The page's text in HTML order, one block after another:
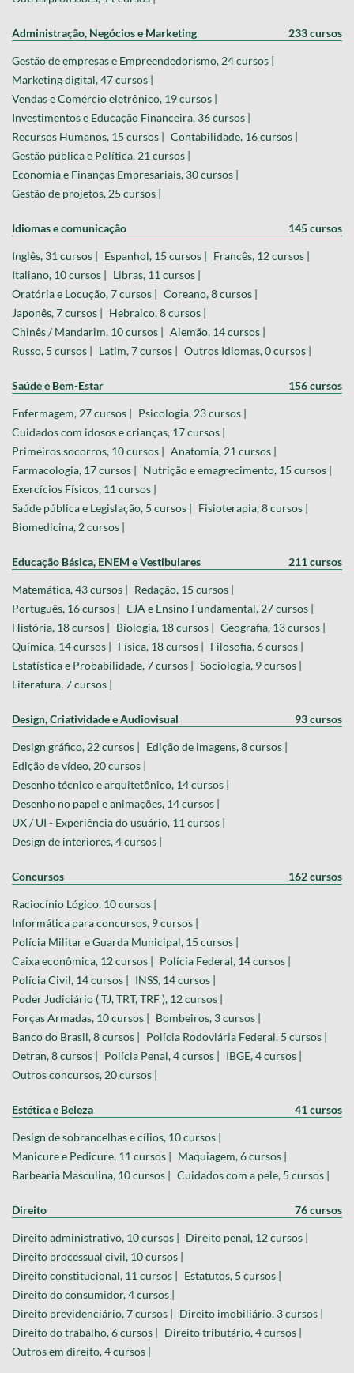
Administração, Negócios e Marketing 233 cursos
Gestão de empresas e Empreendedorismo, 24 cursos |
Marketing digital, 47 cursos |
Vendas e Comércio eletrônico, 19 cursos |
Investimentos e Educação Financeira, 36 cursos |
Recursos Humanos, 15 cursos |
Contabilidade, 16 cursos |
Gestão pública e Política, 21 cursos |
Economia e Finanças Empresariais, 30 cursos |
Gestão de projetos, 25 cursos |
Idiomas e comunicação 145 cursos
Inglês, 31 cursos | Espanhol, 15 cursos |
Francês, 12 cursos |
Italiano, 10 cursos |
Libras, 11 cursos |
Oratória e Locução, 7 cursos |
Coreano, 8 cursos |
Japonês, 7 cursos |
Hebraico, 8 cursos |
Chinês / Mandarim, 10 cursos |
Alemão, 14 cursos |
Russo, 5 cursos |
Latim, 7 cursos | Outros Idiomas, 0 cursos |
Saúde e Bem-Estar 156 cursos
Enfermagem, 27 cursos |
Psicologia, 23 cursos |
Cuidados com idosos e crianças, 17 cursos |
Primeiros socorros, 10 cursos |
Anatomia, 21 cursos |
Farmacologia, 17 cursos |
Nutrição e emagrecimento, 15 cursos |
Exercícios Físicos, 11 cursos |
Saúde pública e Legislação, 5 cursos |
Fisioterapia, 8 cursos |
Biomedicina, 2 cursos |
Educação Básica, ENEM e Vestibulares 211 cursos
Matemática, 43 cursos |
Redação, 15 cursos |
Português, 16 cursos |
EJA e Ensino Fundamental, 27 cursos |
História, 18 cursos |
Biologia, 18 cursos |
Geografia, 13 cursos |
Química, 14 cursos |
Física, 18 cursos |
Filosofia, 6 cursos |
Estatística e Probabilidade, 7 cursos |
Sociologia, 9 cursos |
Literatura, 7 cursos |
Design, Criatividade e Audiovisual 93 cursos
Design gráfico, 22 cursos |
Edição de imagens, 8 cursos |
Edição de vídeo, 20 cursos |
Desenho técnico e arquitetônico, 14 cursos |
Desenho no papel e animações, 14 cursos |
UX / UI - Experiência do usuário, 11 cursos |
Design de interiores, 4 cursos |
Concursos 162 cursos
Raciocínio Lógico, 10 cursos |
Informática para concursos, 9 cursos |
Polícia Militar e Guarda Municipal, 15 cursos |
Caixa econômica, 12 cursos |
Polícia Federal, 14 cursos |
Polícia Civil, 14 cursos |
INSS, 14 cursos |
Poder Judiciário ( TJ, TRT, TRF ), 12 cursos |
Forças Armadas, 10 cursos |
Bombeiros, 3 cursos |
Banco do Brasil, 8 cursos |
Polícia Rodoviária Federal, 5 cursos |
Detran, 8 cursos |
Polícia Penal, 4 cursos |
IBGE, 4 cursos |
Outros concursos, 20 cursos |
Estética e Beleza 41 cursos
Design de sobrancelhas e cílios, 10 cursos |
Manicure e Pedicure, 11 cursos |
Maquiagem, 6 cursos |
Barbearia Masculina, 10 cursos |
Cuidados com a pele, 5 cursos |
Direito 76 cursos
Direito administrativo, 10 cursos |
Direito penal, 12 cursos |
Direito processual civil, 10 cursos |
Direito constitucional, 11 cursos |
Estatutos, 5 cursos |
Direito do consumidor, 4 cursos |
Direito previdenciário, 7 cursos |
Direito imobiliário, 3 cursos |
Direito do trabalho, 6 cursos |
Direito tributário, 4 cursos |
Outros em direito, 4 cursos |